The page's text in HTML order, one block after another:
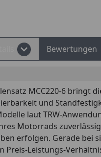
Bewertungen
MCC220-6 bringt
und
laut TRW-
Motorrads
erfolgen. Gerade bei
Preis-Leistungs-